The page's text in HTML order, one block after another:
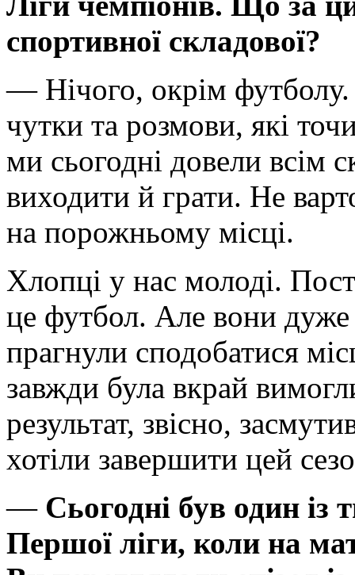
спортивної складової?
— Нічого, окрім футболу.
чутки та розмови, які
ми сьогодні довели всім
виходити й грати. Не
на порожньому місці.
Хлопці у нас молоді.
це футбол. Але вони
прагнули сподобатися
завжди була вкрай
результат, звісно,
хотіли завершити цей
— Сьогодні був один із
Першої ліги, коли на